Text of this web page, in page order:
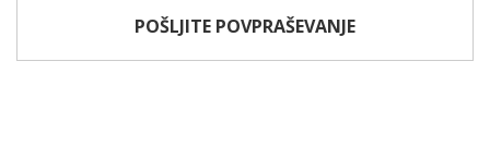
POŠLJITE POVPRAŠEVANJE